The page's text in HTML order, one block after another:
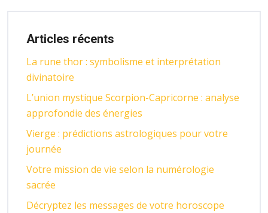
Articles récents
La rune thor : symbolisme et interprétation
divinatoire
L’union mystique Scorpion-Capricorne : analyse
approfondie des énergies
Vierge : prédictions astrologiques pour votre
journée
Votre mission de vie selon la numérologie
sacrée
Décryptez les messages de votre horoscope